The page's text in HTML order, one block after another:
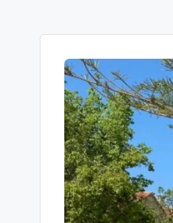
e
que
informa